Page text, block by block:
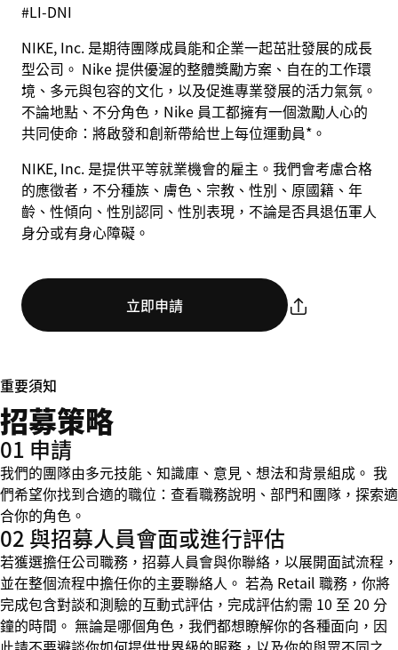
#LI-DNI
NIKE, Inc. 是期待團隊成員能和企業一起茁壯發展的成長
型公司。 Nike 提供優渥的整體獎勵方案、自在的工作環
境、多元與包容的文化，以及促進專業發展的活力氣氛。
不論地點、不分角色，Nike 員工都擁有一個激勵人心的
共同使命：將啟發和創新帶給世上每位運動員*。
NIKE, Inc. 是提供平等就業機會的雇主。我們會考慮合格
的應徵者，不分種族、膚色、宗教、性別、原國籍、年
齡、性傾向、性別認同、性別表現，不論是否具退伍軍人
身分或有身心障礙。
立即申請
重要須知
招募策略
01 申請
我們的團隊由多元技能、知識庫、意見、想法和背景組成。 我
們希望你找到合適的職位：查看職務說明、部門和團隊，探索適
合你的角色。
02 與招募人員會面或進行評估
若獲選擔任公司職務，招募人員會與你聯絡，以展開面試流程，
並在整個流程中擔任你的主要聯絡人。 若為 Retail 職務，你將
完成包含對談和測驗的互動式評估，完成評估約需 10 至 20 分
鐘的時間。 無論是哪個角色，我們都想瞭解你的各種面向，因